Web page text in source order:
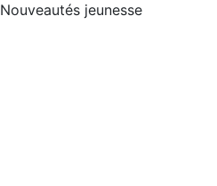
Nouveautés jeunesse